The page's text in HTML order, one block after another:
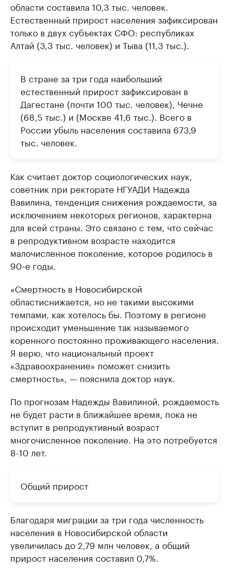
области составила 10,3 тыс. человек.
Естественный прирост населения зафиксирован
только в двух субъектах СФО: республиках
Алтай (3,3 тыс. человек) и Тыва (11,3 тыс.).
В стране за три года наибольший
естественный прирост зафиксирован в
Дагестане (почти 100 тыс. человек), Чечне
(68,5 тыс.) и (Москве 41,6 тыс.). Всего в
России убыль населения составила 673,9
тыс. человек.
Как считает доктор социологических наук,
советник при ректорате НГУАДИ Надежда
Вавилина, тенденция снижения рождаемости, за
исключением некоторых регионов, характерна
для всей страны. Это связано с тем, что сейчас
в репродуктивном возрасте находится
малочисленное поколение, которое родилось в
90-е годы.
«Смертность в Новосибирской
областиснижается, но не такими высокими
темпами, как хотелось бы. Поэтому в регионе
происходит уменьшение так называемого
коренного постоянно проживающего населения.
Я верю, что национальный проект
«Здравоохранение» поможет снизить
смертность», — пояснила доктор наук.
По прогнозам Надежды Вавилиной, рождаемость
не будет расти в ближайшее время, пока не
вступит в репродуктивный возраст
многочисленное поколение. На это потребуется
8-10 лет.
Общий прирост
Благодаря миграции за три года численность
населения в Новосибирской области
увеличилась до 2,79 млн человек, а общий
прирост населения составил 0,7%.